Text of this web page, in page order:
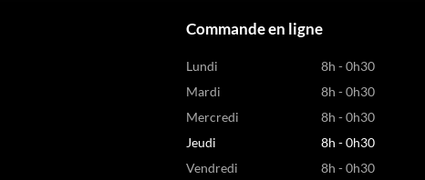
Commande en ligne
Lundi
8h - 0h30
Mardi
8h - 0h30
Mercredi
8h - 0h30
Jeudi
8h - 0h30
Vendredi
8h - 0h30